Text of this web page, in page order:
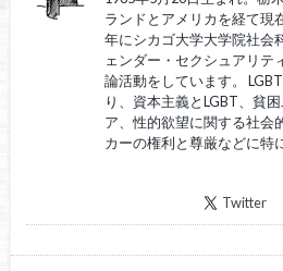
ランドとアメリカを経て現
年にシカゴ大学大学院社会
ェンダー・セクシュアリテ
論活動をしています。
り、資本主義とLGBT、貧
ア、性的欲望に関する社会
カーの権利と尊厳などに特
Twitter